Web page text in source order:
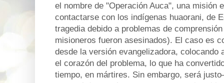
el nombre de "Operación Auca", una misión
contactarse con los indígenas huaorani, de
tragedia debido a problemas de
misioneros fueron asesinados). El caso es
desde la versión evangelizadora, colocando
el corazón del problema, lo que ha
tiempo, en mártires. Sin embargo, será